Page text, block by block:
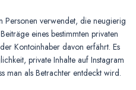
Personen verwendet, die neugierig
eines bestimmten privaten
Kontoinhaber davon erfährt. Es
private Inhalte auf Instagram
man als Betrachter entdeckt wird.